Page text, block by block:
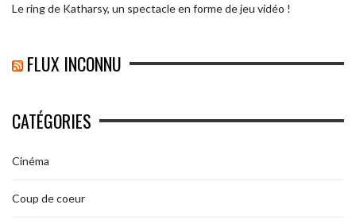
Le ring de Katharsy, un spectacle en forme de jeu vidéo !
FLUX INCONNU
CATÉGORIES
Cinéma
Coup de coeur